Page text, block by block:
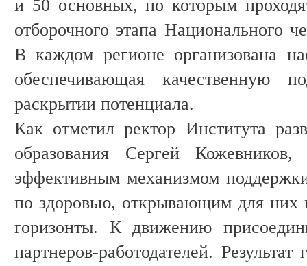
и 50 основных, по которым
отборочного этапа Национального
В каждом регионе организована
обеспечивающая качественную
раскрытии потенциала.
Как отметил ректор Института
образования Сергей Кожевников,
эффективным механизмом
по здоровью, открывающим для них
горизонты. К движению
партнеров-работодателей.